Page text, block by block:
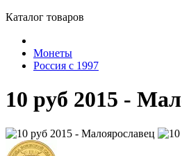
Каталог товаров
Монеты
Россия с 1997
10 руб 2015 -